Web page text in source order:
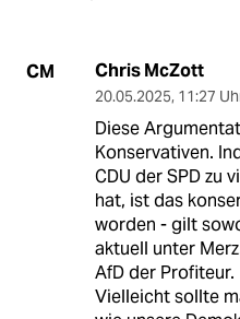
CM Chris McZott
20.05.2025, 11:27
Diese
Konservativen.
CDU der SPD zu
hat, ist das
worden - gilt
aktuell unter
AfD der Profiteur.
Vielleicht sollte